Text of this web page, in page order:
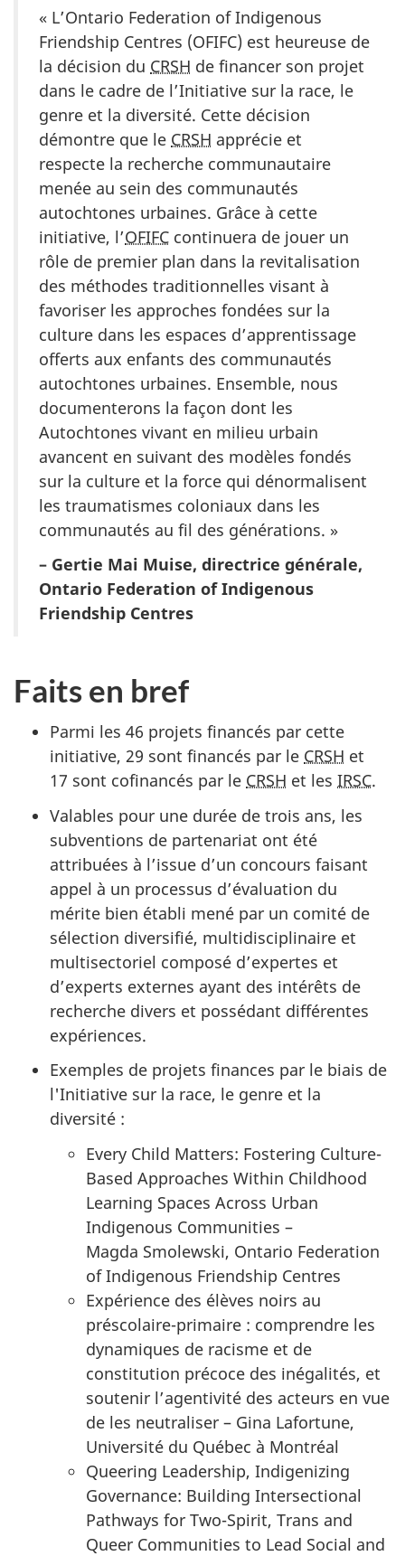
« L’Ontario Federation of Indigenous
Friendship Centres (OFIFC) est heureuse de
la décision du CRSH de financer son projet
dans le cadre de l’Initiative sur la race, le
genre et la diversité. Cette décision
démontre que le CRSH apprécie et
respecte la recherche communautaire
menée au sein des communautés
autochtones urbaines. Grâce à cette
initiative, l’OFIFC continuera de jouer un
rôle de premier plan dans la revitalisation
des méthodes traditionnelles visant à
favoriser les approches fondées sur la
culture dans les espaces d’apprentissage
offerts aux enfants des communautés
autochtones urbaines. Ensemble, nous
documenterons la façon dont les
Autochtones vivant en milieu urbain
avancent en suivant des modèles fondés
sur la culture et la force qui dénormalisent
les traumatismes coloniaux dans les
communautés au fil des générations. »
– Gertie Mai Muise, directrice générale,
Ontario Federation of Indigenous
Friendship Centres
Faits en bref
Parmi les 46 projets financés par cette
initiative, 29 sont financés par le CRSH et
17 sont cofinancés par le CRSH et les IRSC.
Valables pour une durée de trois ans, les
subventions de partenariat ont été
attribuées à l’issue d’un concours faisant
appel à un processus d’évaluation du
mérite bien établi mené par un comité de
sélection diversifié, multidisciplinaire et
multisectoriel composé d’expertes et
d’experts externes ayant des intérêts de
recherche divers et possédant différentes
expériences.
Exemples de projets finances par le biais de
l'Initiative sur la race, le genre et la
diversité :
Every Child Matters: Fostering Culture-
Based Approaches Within Childhood
Learning Spaces Across Urban
Indigenous Communities –
Magda Smolewski, Ontario Federation
of Indigenous Friendship Centres
Expérience des élèves noirs au
préscolaire-primaire : comprendre les
dynamiques de racisme et de
constitution précoce des inégalités, et
soutenir l’agentivité des acteurs en vue
de les neutraliser – Gina Lafortune,
Université du Québec à Montréal
Queering Leadership, Indigenizing
Governance: Building Intersectional
Pathways for Two-Spirit, Trans and
Queer Communities to Lead Social and